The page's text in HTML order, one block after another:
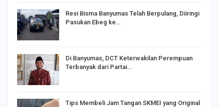
Resi Bisma Banyumas Telah Berpulang, Diiringi
Pasukan Ebeg ke…
Di Banyumas, DCT Keterwakilan Perempuan
Terbanyak dari Partai…
Tips Membeli Jam Tangan SKMEI yang Original